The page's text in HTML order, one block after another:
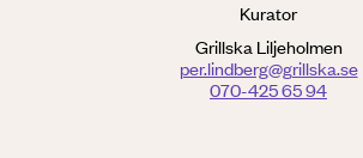
Kurator
Grillska Liljeholmen
per.lindberg@grillska.se
070-425 65 94